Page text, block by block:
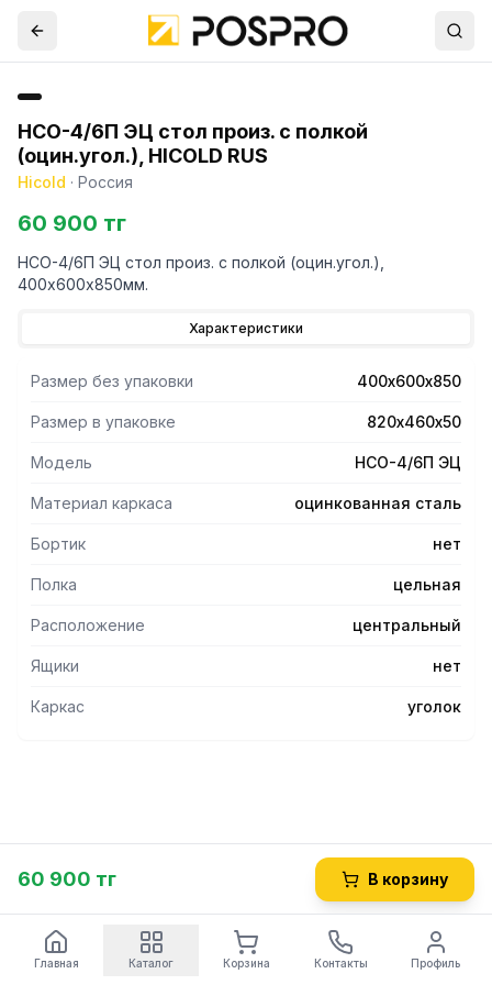
НСО-4/6П ЭЦ стол произ. с полкой
(оцин.угол.), HICOLD RUS
Hicold · Россия
60 900 тг
НСО-4/6П ЭЦ стол произ. с полкой (оцин.угол.),
400х600х850мм.
Характеристики
Размер без упаковки 400х600х850
Размер в упаковке 820х460х50
Модель НСО-4/6П ЭЦ
Материал каркаса оцинкованная сталь
Бортик нет
Полка цельная
Расположение центральный
Ящики нет
Каркас уголок
60 900 тг В корзину
Главная Каталог Корзина Контакты Профиль